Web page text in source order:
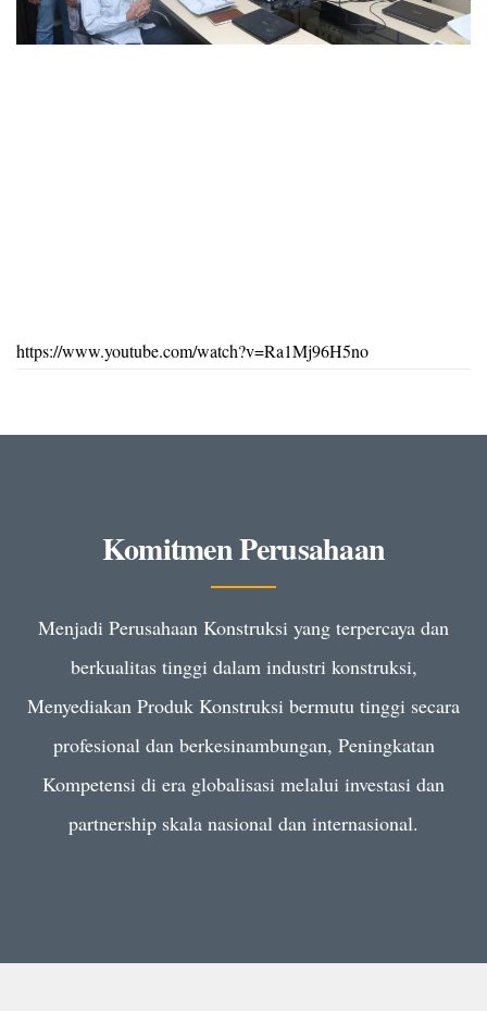
https://www.youtube.com/watch?v=Ra1Mj96H5no
Komitmen Perusahaan
Menjadi Perusahaan Konstruksi yang terpercaya dan
berkualitas tinggi dalam industri konstruksi,
Menyediakan Produk Konstruksi bermutu tinggi secara
profesional dan berkesinambungan, Peningkatan
Kompetensi di era globalisasi melalui investasi dan
partnership skala nasional dan internasional.